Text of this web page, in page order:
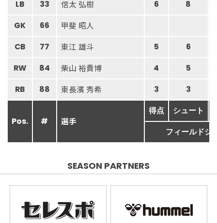
LB 33 信太 弘樹 6 8
GK 66 甲斐 昭人
CB 77 東江 雄斗 5 6
RW 84 柴山 裕貴博 4 5
RB 88 東長濱 秀希 3 3
Pos. # 選手
得点 シュート
フィールドシ
SEASON PARTNERS